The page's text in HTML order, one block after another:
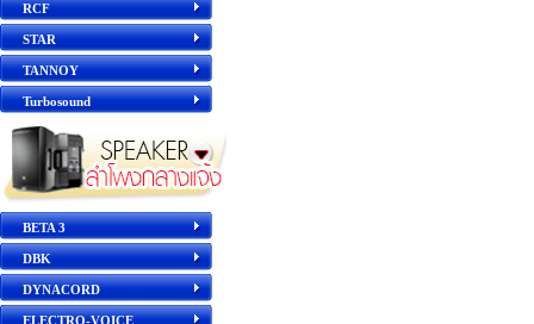
RCF
STAR
TANNOY
Turbosound
BETA 3
DBK
DYNACORD
ELECTRO-VOICE